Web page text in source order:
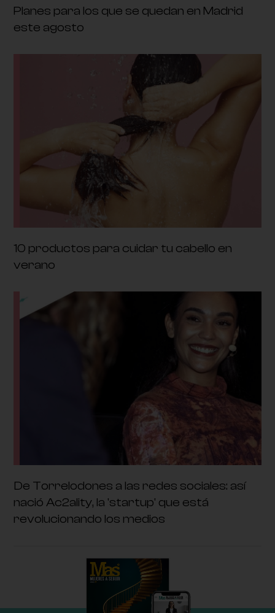
Planes para los que se quedan en Madrid
este agosto
10 productos para cuidar tu cabello en
verano
De Torrelodones a las redes sociales: así
nació Ac2ality, la 'startup' que está
revolucionando los medios